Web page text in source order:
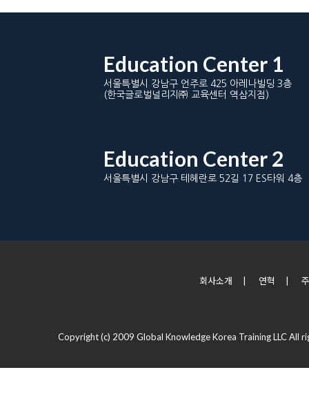
Education Center 1
서울특별시 강남구 언주로 425 아레나빌딩 3층
(한국글로벌널리지㈜ 교육센터 역삼지점)
Education Center 2
서울특별시 강남구 테헤란로 52길 17 ES타워 4층
회사소개 연혁
Copyright (c) 2009 Global Knowledge Korea Training LLC All